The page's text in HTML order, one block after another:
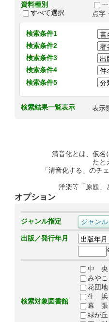
資料種別
すべて選択
点字
検索条件1
検索条件2
検索条件3
検索条件4
検索条件5
検索結果一覧表示 表示
清音化とは、仮名
たと
「清音化する」のチ
洋楽等「原題」
オプション
ジャンル指定
出版／発行年月
検索対象図書館
中 央
みやこ
花団地
生 浜
幕 張
緑が丘